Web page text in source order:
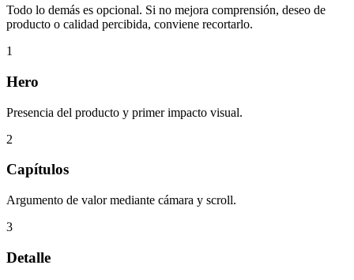
Todo lo demás es opcional. Si no mejora comprensión, deseo de
producto o calidad percibida, conviene recortarlo.
1
Hero
Presencia del producto y primer impacto visual.
2
Capítulos
Argumento de valor mediante cámara y scroll.
3
Detalle